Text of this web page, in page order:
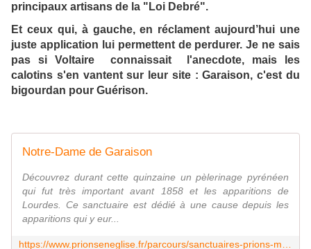
principaux artisans de la "Loi Debré".
Et ceux qui, à gauche, en réclament aujourd’hui une
juste application lui permettent de perdurer. Je ne sais
pas si Voltaire connaissait l'anecdote, mais les
calotins s'en vantent sur leur site : Garaison, c'est du
bigourdan pour Guérison.
Notre-Dame de Garaison
Découvrez durant cette quinzaine un pèlerinage pyrénéen
qui fut très important avant 1858 et les apparitions de
Lourdes. Ce sanctuaire est dédié à une cause depuis les
apparitions qui y eur...